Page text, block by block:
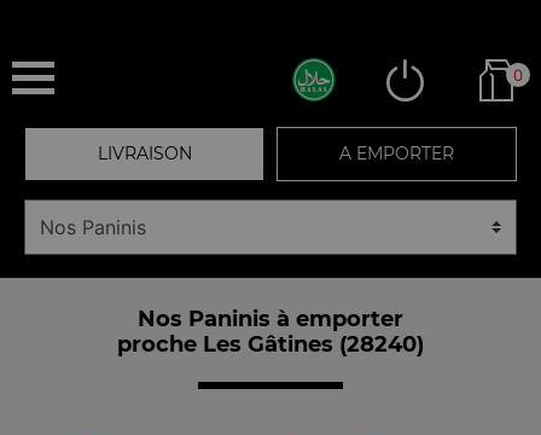
0
LIVRAISON A EMPORTER
Nos Paninis à emporter
proche Les Gâtines (28240)